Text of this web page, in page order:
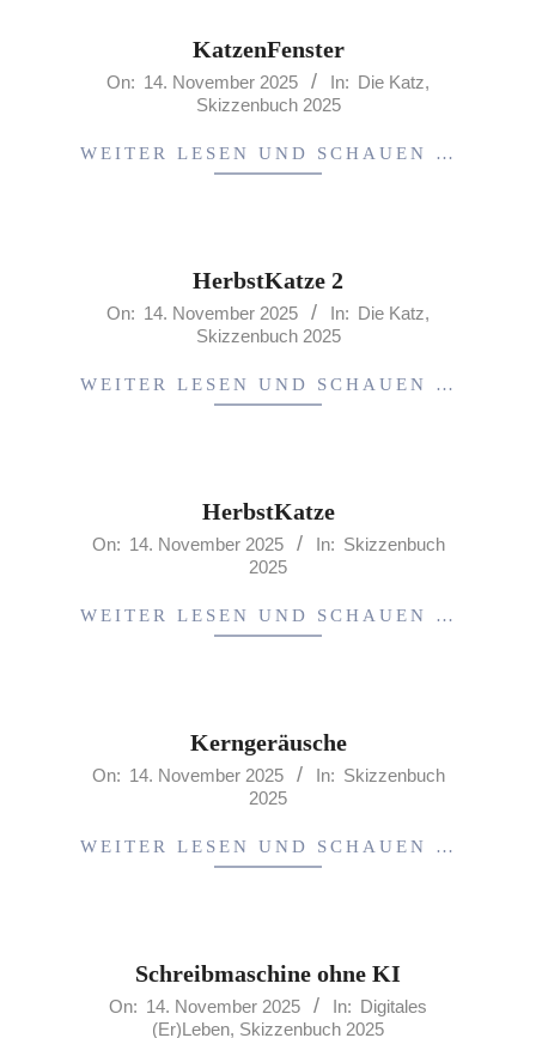
KatzenFenster
2025-On: 14. November 2025 In: Die Katz,
Skizzenbuch 2025
WEITER LESEN UND SCHAUEN …
HerbstKatze 2
2025-On: 14. November 2025 In: Die Katz,
Skizzenbuch 2025
WEITER LESEN UND SCHAUEN …
HerbstKatze
2025-
On: 14. November 2025 In: Skizzenbuch
2025
WEITER LESEN UND SCHAUEN …
Kerngeräusche
2025-
On: 14. November 2025 In: Skizzenbuch
2025
WEITER LESEN UND SCHAUEN …
Schreibmaschine ohne KI
2025-On: 14. November 2025 In: Digitales
(Er)Leben, Skizzenbuch 2025